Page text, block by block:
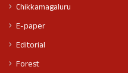
Chikkamagaluru
E-paper
Editorial
Forest